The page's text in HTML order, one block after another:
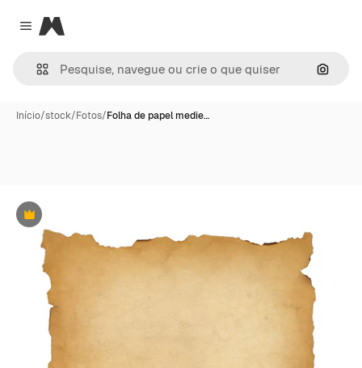
Close menu
Magnific
Início/stock/Fotos/Folha de papel medie…
Premium